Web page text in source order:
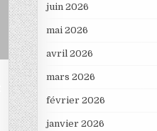
juin 2026
mai 2026
avril 2026
mars 2026
février 2026
janvier 2026